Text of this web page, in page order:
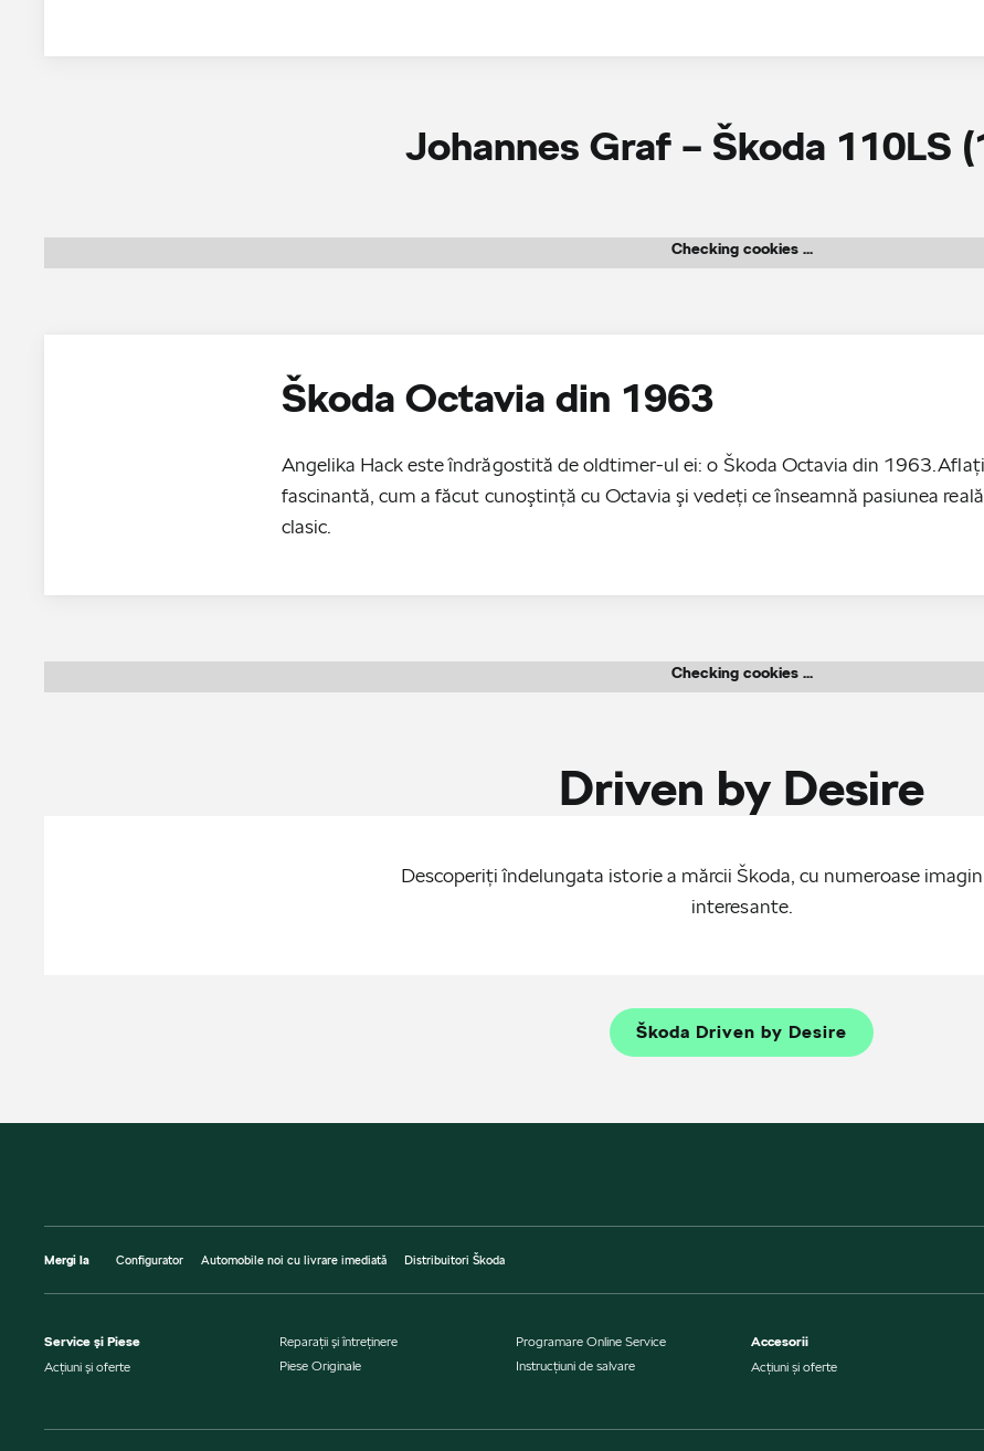
Johannes Graf – Škoda 110LS
Checking cookies ...
Škoda Octavia din 1963
Angelika Hack este îndrăgostită de oldtimer-ul ei: o Škoda Octavia din
fascinantă, cum a făcut cunoştinţă cu Octavia şi vedeţi ce înseamnă pasiunea
clasic.
Checking cookies ...
Driven by Desire
Descoperiţi îndelungata istorie a mărcii Škoda, cu numeroase
interesante.
Škoda Driven by Desire
Mergi la Configurator Automobile noi cu livrare imediată Distribuitori Škoda
Service şi Piese
Acţiuni şi oferte
Reparaţii şi întreţinere
Piese Originale
Programare Online Service
Instrucţiuni de salvare
Accesorii
Acțiuni și oferte